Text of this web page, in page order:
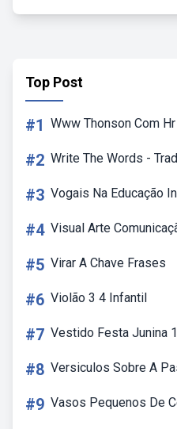
Top Post
#1 Www Thonson Com Hr
#2 Write The Words -
#3 Vogais Na Educação
#4 Visual Arte
#5 Virar A Chave Frases
#6 Violão 3 4 Infantil
#7 Vestido Festa Junina
#8 Versiculos Sobre A
#9 Vasos Pequenos De